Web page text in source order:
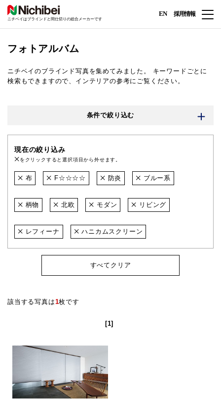
ニチベイはブラインドと間仕切りの総合メーカーです
EN 採用情報
フォトアルバム
ニチベイのブラインド写真を集めてみました。
キーワードごとに
検索もできますので、インテリアの参考にご覧ください。
条件で絞り込む
現在の絞り込み
をクリックすると選択項目から外せます。
布 F☆☆☆☆ 防炎 ブルー系
柄物 北欧 モダン リビング
レフィーナ ハニカムスクリーン
すべてクリア
該当する写真は1枚です
[1]